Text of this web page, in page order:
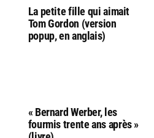
La petite fille qui aimait
Tom Gordon (version
popup, en anglais)
« Bernard Werber, les
fourmis trente ans après »